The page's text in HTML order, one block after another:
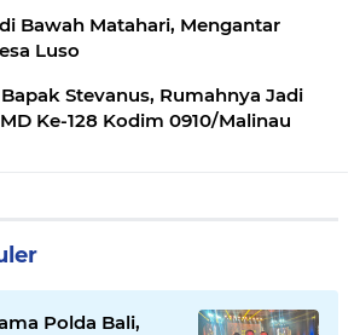
Bawah Matahari, Mengantar
Luso
Stevanus, Rumahnya Jadi
Ke-128 Kodim 0910/Malinau
Polda Bali,